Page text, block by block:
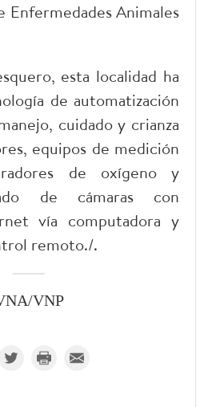
Enfermedades Animales
esta localidad ha
de automatización
cuidado y crianza
equipos de medición
de oxígeno y
de cámaras con
vía computadora y
remoto./.
VNP